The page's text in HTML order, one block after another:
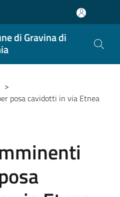
di Gravina di
>
posa cavidotti in via Etnea